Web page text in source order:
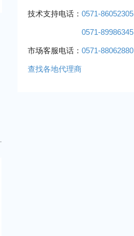
技术支持电话： 0571-86052305
0571-89986345
市场客服电话： 0571-88062880
查找各地代理商